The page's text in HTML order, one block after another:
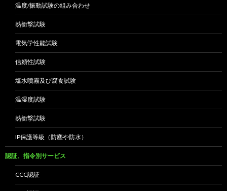
温度/振動試験の組み合わせ
熱衝撃試験
電気学性能試験
信頼性試験
塩水噴霧及び腐食試験
温湿度試験
熱衝撃試験
IP保護等級（防塵や防水）
認証、指令別サービス
CCC認証